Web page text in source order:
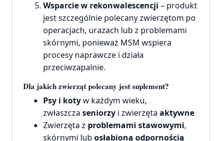
Wsparcie w rekonwalescencji – produkt
jest szczególnie polecany zwierzętom po
operacjach, urazach lub z problemami
skórnymi, ponieważ MSM wspiera
procesy naprawcze i działa
przeciwzapalnie.
Dla jakich zwierząt polecany jest suplement?
Psy i kotyw każdym wieku,
zwłaszcza seniorzy i zwierzęta aktywne
Zwierzęta z problemami stawowymi,
skórnymi lub osłabioną odpornością